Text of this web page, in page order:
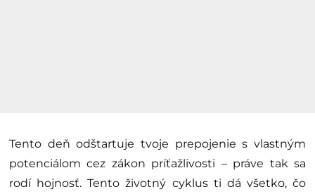
Tento deň odštartuje tvoje prepojenie s vlastným
potenciálom cez zákon príťažlivosti – práve tak sa
rodí hojnosť. Tento životný cyklus ti dá všetko, čo